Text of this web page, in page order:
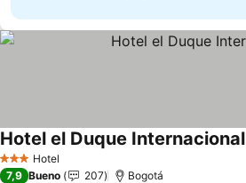
3 Estrellas
Hotel
Hotel el Duque Internacional
7,9 Bueno 207 Bogotá